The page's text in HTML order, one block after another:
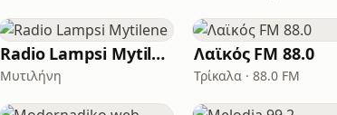
Radio Lampsi Mytilene
Μυτιλήνη
Λαϊκός FM 88.0
Τρίκαλα · 88.0 FM